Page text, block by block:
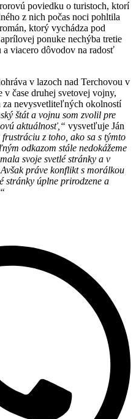
poviedku o turistoch, ktorí
z nich počas noci pohltila
ktorý vychádza pod
ponuke nechýba tretie
a viacero dôvodov na radosť
v lazoch nad Terchovou v
čase druhej svetovej vojny,
za nevysvetliteľných okolností
štát a vojnu som zvolil pre
aktuálnosť,“ vysvetľuje Ján
z toho, ako sa s týmto
odkazom stále nedokážeme
svoje svetlé stránky a v
práve konflikt s morálkou
stránky úplne prirodzene a